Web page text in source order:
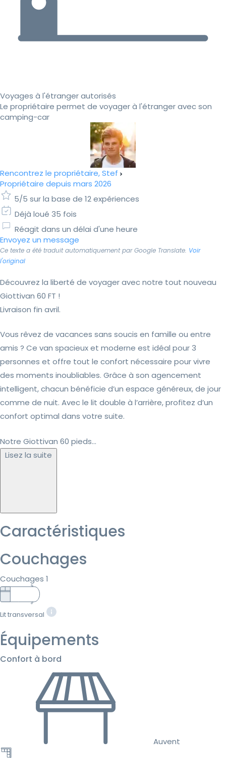
Voyages à l'étranger autorisés
Le propriétaire permet de voyager à l'étranger avec son
camping-car
Rencontrez le propriétaire, Stef
Propriétaire depuis mars 2026
5/5 sur la base de 12 expériences
Déjà loué 35 fois
Réagit dans un délai d'une heure
Envoyez un message
Ce texte a été traduit automatiquement par Google Translate. Voir
l'original
Découvrez la liberté de voyager avec notre tout nouveau
Giottivan 60 FT !
Livraison fin avril.
Vous rêvez de vacances sans soucis en famille ou entre
amis ? Ce van spacieux et moderne est idéal pour 3
personnes et offre tout le confort nécessaire pour vivre
des moments inoubliables. Grâce à son agencement
intelligent, chacun bénéficie d’un espace généreux, de jour
comme de nuit. Avec le lit double à l’arrière, profitez d’un
confort optimal dans votre suite.
Notre Giottivan 60 pieds...
Lisez la suite
Caractéristiques
Couchages
Couchages 1
Lit transversal
Équipements
Confort à bord
Auvent